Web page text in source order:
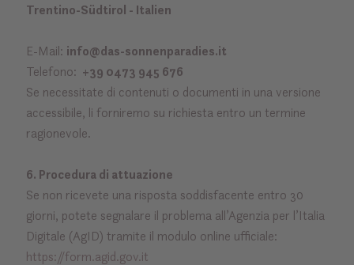
Trentino-Südtirol - Italien
E-Mail: info@das-sonnenparadies.it
Telefono: +39 0473 945 676
Se necessitate di contenuti o documenti in una versione
accessibile, li forniremo su richiesta entro un termine
ragionevole.
6. Procedura di attuazione
Se non ricevete una risposta soddisfacente entro 30
giorni, potete segnalare il problema all’Agenzia per l’Italia
Digitale (AgID) tramite il modulo online ufficiale:
https://form.agid.gov.it